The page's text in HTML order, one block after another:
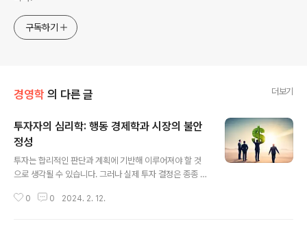
구독하기
경영학 의 다른 글 더보기
투자자의 심리학: 행동 경제학과 시장의 불안
정성
투자는 합리적인 판단과 계획에 기반해 이루어져야 할 것
으로 생각될 수 있습니다. 그러나 실제 투자 결정은 종종 감
의 심리적 특성과 행동 경제학적 이론은 시장의 불안정성
0 0 2024. 2. 12.